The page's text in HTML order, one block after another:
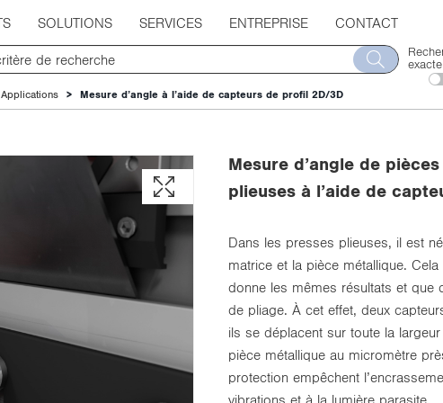
SOLUTIONS SERVICES ENTREPRISE CONTACT
exacte
Applications Mesure d’angle à l’aide de capteurs de profil 2D/3D
Mesure d’angle de
plieuses à l’aide de
Dans les presses plieuses, il est
matrice et la pièce métallique.
donne les mêmes résultats et que
de pliage. À cet effet, deux
ils se déplacent sur toute la
pièce métallique au micromètre
protection empêchent
vibrations et à la lumière parasite.